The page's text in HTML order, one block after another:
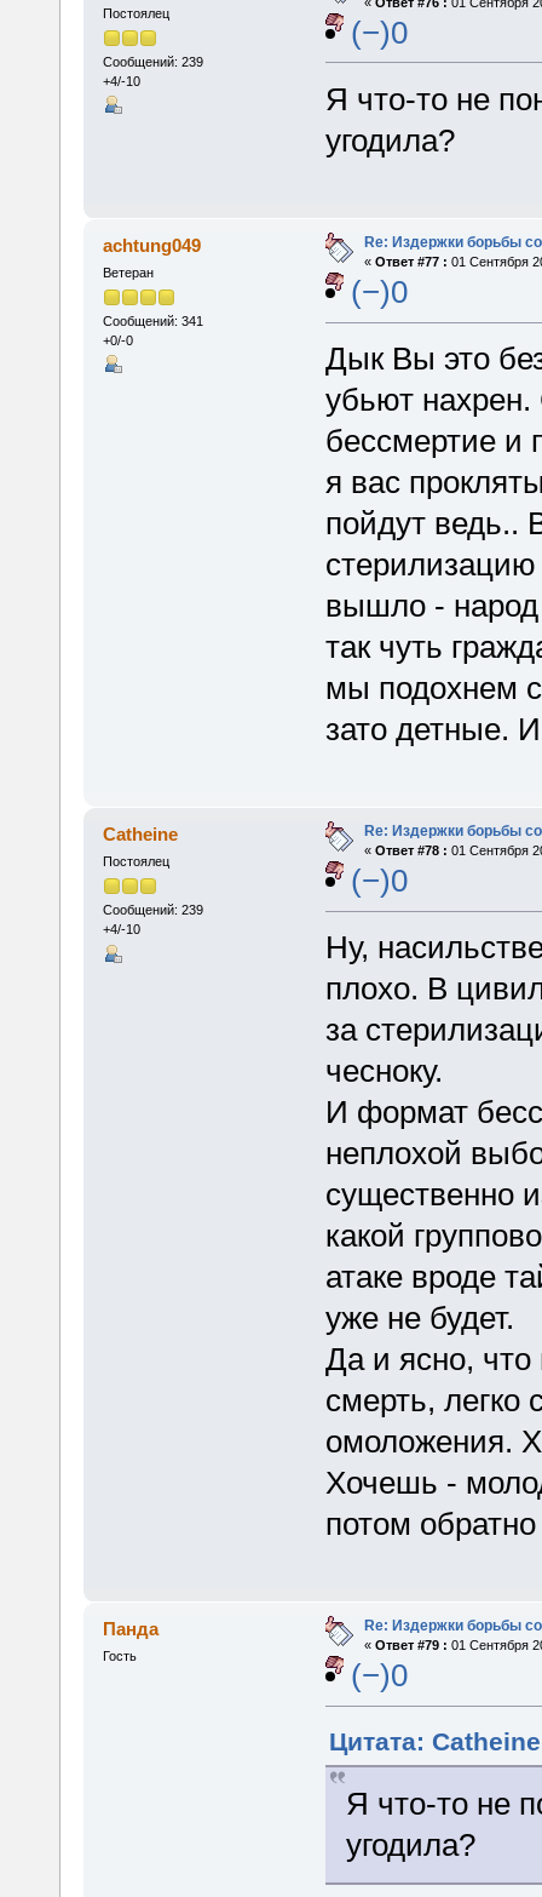
Постоялец
Сообщений: 239
+4/-10
(−)0
Я что-то не
угодила?
achtung049
Ветеран
Сообщений: 341
+0/-0
Re: Издержки борьбы
« Ответ #77 : 01 Сентября
(−)0
Дык Вы это
убьют
бессмертие и
я вас
пойдут ведь..
стерилизацию
вышло - народ
так чуть
мы подохнем с
зато детные.
Catheine
Постоялец
Сообщений: 239
+4/-10
Re: Издержки борьбы
« Ответ #78 : 01 Сентября
(−)0
Ну,
плохо. В
за
чесноку.
И формат
неплохой
существенно
какой
атаке вроде
уже не будет.
Да и ясно, что
смерть, легко
омоложения.
Хочешь -
потом
Панда
Гость
Re: Издержки борьбы
« Ответ #79 : 01 Сентября
(−)0
Цитата:
Я что-то не
угодила?